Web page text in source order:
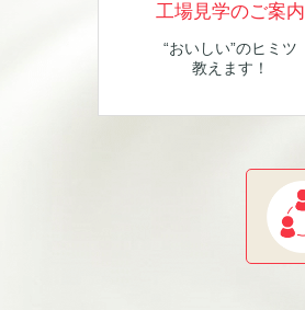
工場見学のご案内
“おいしい”のヒミツ
教えます！